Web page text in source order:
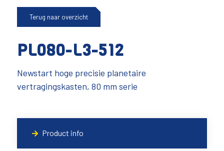
Terug naar overzicht
PL080-L3-512
Newstart hoge precisie planetaire
vertragingskasten, 80 mm serie
Product info